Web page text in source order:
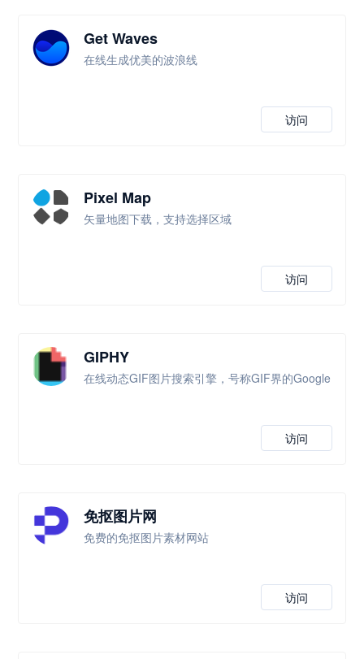
Get Waves
在线生成优美的波浪线
访问
Pixel Map
矢量地图下载，支持选择区域
访问
GIPHY
在线动态GIF图片搜索引擎，号称GIF界的Google
访问
免抠图片网
免费的免抠图片素材网站
访问